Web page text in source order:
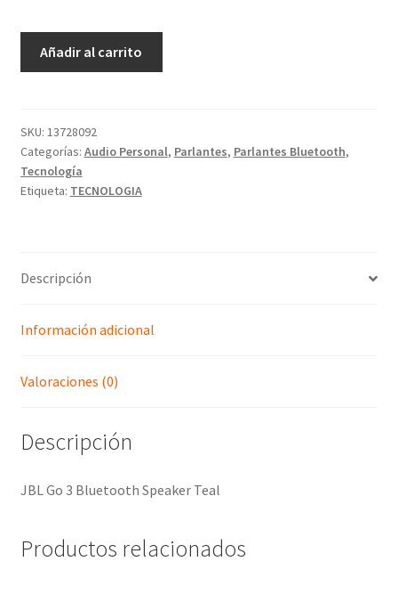
Añadir al carrito
SKU: 13728092
Categorías: Audio Personal, Parlantes, Parlantes Bluetooth,
Tecnología
Etiqueta: TECNOLOGIA
Descripción
Información adicional
Valoraciones (0)
Descripción
JBL Go 3 Bluetooth Speaker Teal
Productos relacionados